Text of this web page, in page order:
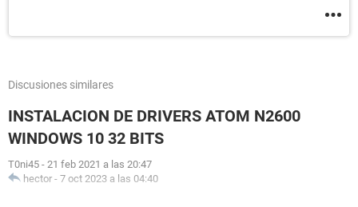
Discusiones similares
INSTALACION DE DRIVERS ATOM N2600
WINDOWS 10 32 BITS
T0ni45 - 21 feb 2021 a las 20:47
hector - 7 oct 2023 a las 04:40